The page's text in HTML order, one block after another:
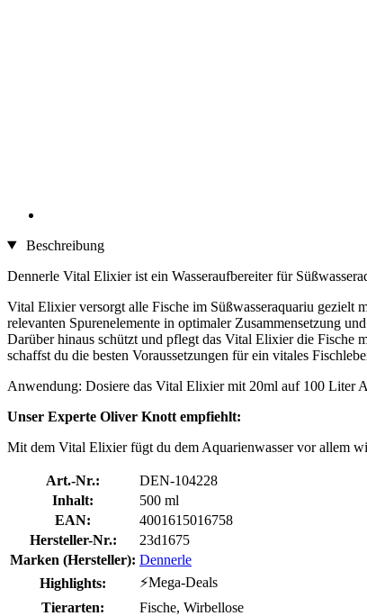
Beschreibung
Dennerle Vital Elixier ist ein Wasseraufbereiter für
Vital Elixier versorgt alle Fische im Süßwasseraquariu gezielt
relevanten Spurenelemente in optimaler Zusammensetzung
Darüber hinaus schützt und pflegt das Vital Elixier die
schaffst du die besten Voraussetzungen für ein vitales
Anwendung: Dosiere das Vital Elixier mit 20ml auf 100 Liter
Unser Experte Oliver Knott empfiehlt:
Mit dem Vital Elixier fügt du dem Aquarienwasser vor allem
Art.-Nr.:
DEN-104228
Inhalt:
500 ml
EAN:
4001615016758
Hersteller-Nr.:
23d1675
Marken (Hersteller): Dennerle
Highlights:
⚡Mega-Deals
Tierarten:
Fische, Wirbellose